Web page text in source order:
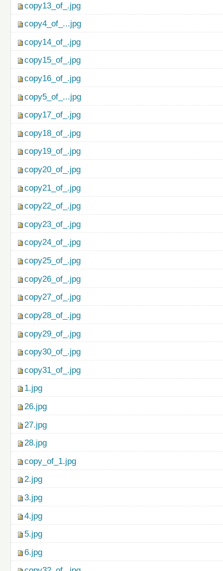
copy13_of_.jpg
copy4_of_...jpg
copy14_of_.jpg
copy15_of_.jpg
copy16_of_.jpg
copy5_of_...jpg
copy17_of_.jpg
copy18_of_.jpg
copy19_of_.jpg
copy20_of_.jpg
copy21_of_.jpg
copy22_of_.jpg
copy23_of_.jpg
copy24_of_.jpg
copy25_of_.jpg
copy26_of_.jpg
copy27_of_.jpg
copy28_of_.jpg
copy29_of_.jpg
copy30_of_.jpg
copy31_of_.jpg
1.jpg
26.jpg
27.jpg
28.jpg
copy_of_1.jpg
2.jpg
3.jpg
4.jpg
5.jpg
6.jpg